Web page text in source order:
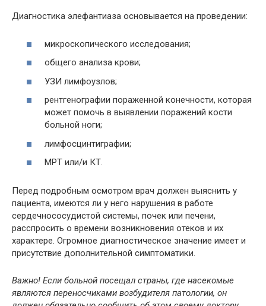
Диагностика элефантиаза основывается на проведении:
микроскопического исследования;
общего анализа крови;
УЗИ лимфоузлов;
рентгенографии пораженной конечности, которая
может помочь в выявлении поражений кости
больной ноги;
лимфосцинтиграфии;
МРТ или/и КТ.
Перед подробным осмотром врач должен выяснить у
пациента, имеются ли у него нарушения в работе
сердечнососудистой системы, почек или печени,
расспросить о времени возникновения отеков и их
характере. Огромное диагностическое значение имеет и
присутствие дополнительной симптоматики.
Важно! Если больной посещал страны, где насекомые
являются переносчиками возбудителя патологии, он